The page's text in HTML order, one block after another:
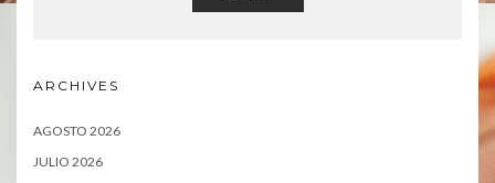
ARCHIVES
AGOSTO 2026
JULIO 2026